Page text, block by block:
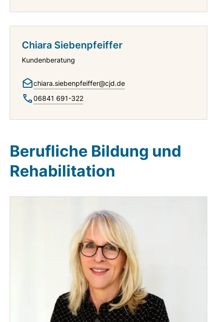
Chiara Siebenpfeiffer
Kundenberatung
chiara.siebenpfeiffer@cjd.de
06841 691-322
Berufliche Bildung und
Rehabilitation